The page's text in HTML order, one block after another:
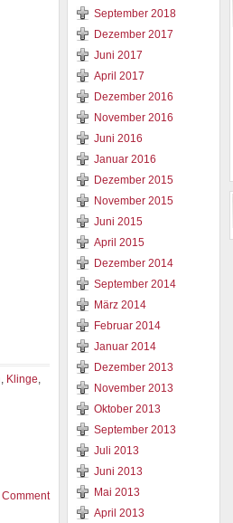
, Klinge,
Comment
September 2018
Dezember 2017
Juni 2017
April 2017
Dezember 2016
November 2016
Juni 2016
Januar 2016
Dezember 2015
November 2015
Juni 2015
April 2015
Dezember 2014
September 2014
März 2014
Februar 2014
Januar 2014
Dezember 2013
November 2013
Oktober 2013
September 2013
Juli 2013
Juni 2013
Mai 2013
April 2013